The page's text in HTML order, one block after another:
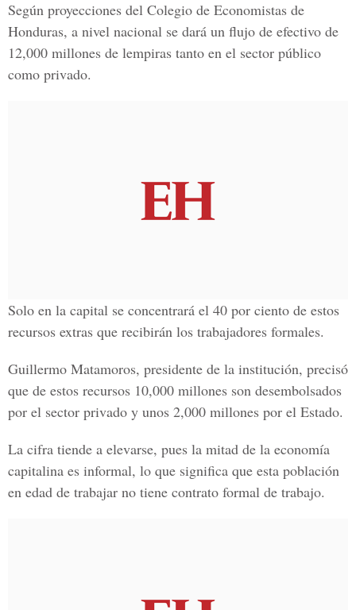
Según proyecciones del Colegio de Economistas de
Honduras, a nivel nacional se dará un flujo de efectivo de
12,000 millones de lempiras tanto en el sector público
como privado.
Solo en la capital se concentrará el 40 por ciento de estos
recursos extras que recibirán los trabajadores formales.
Guillermo Matamoros, presidente de la institución, precisó
que de estos recursos 10,000 millones son desembolsados
por el sector privado y unos 2,000 millones por el Estado.
La cifra tiende a elevarse, pues la mitad de la economía
capitalina es informal, lo que significa que esta población
en edad de trabajar no tiene contrato formal de trabajo.